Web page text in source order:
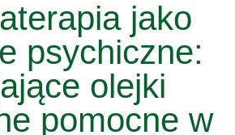
jako
psychiczne:
olejki
pomocne w